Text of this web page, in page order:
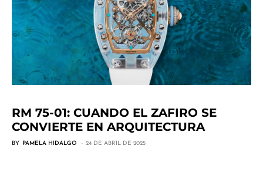
RM 75-01: CUANDO EL ZAFIRO SE
CONVIERTE EN ARQUITECTURA
BY PAMELA HIDALGO 24 DE ABRIL DE 2025